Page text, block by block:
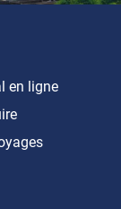
en ligne